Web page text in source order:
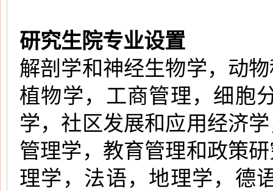
研究生院专业设置
解剖学和神经生物学，动
植物学，工商管理，细胞
学，社区发展和应用经济
管理学，教育管理和政策
理学，法语，地理学，德